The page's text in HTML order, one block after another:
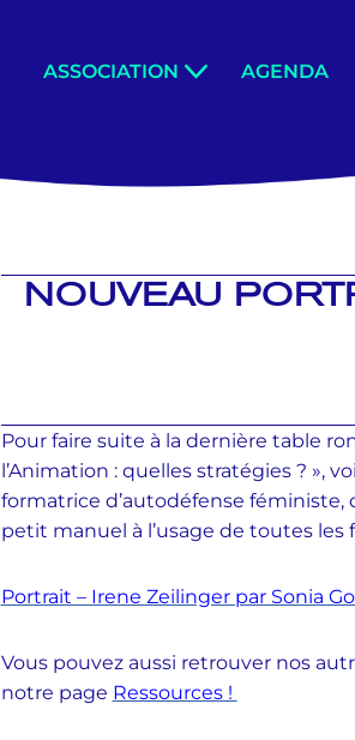
ASSOCIATION AGENDA
NOUVEAU
Pour faire suite à la dernière table
l’Animation : quelles stratégies ? »,
formatrice d’autodéfense féministe,
petit manuel à l’usage de toutes
Portrait – Irene Zeilinger par Sonia
Vous pouvez aussi retrouver nos
notre page Ressources !